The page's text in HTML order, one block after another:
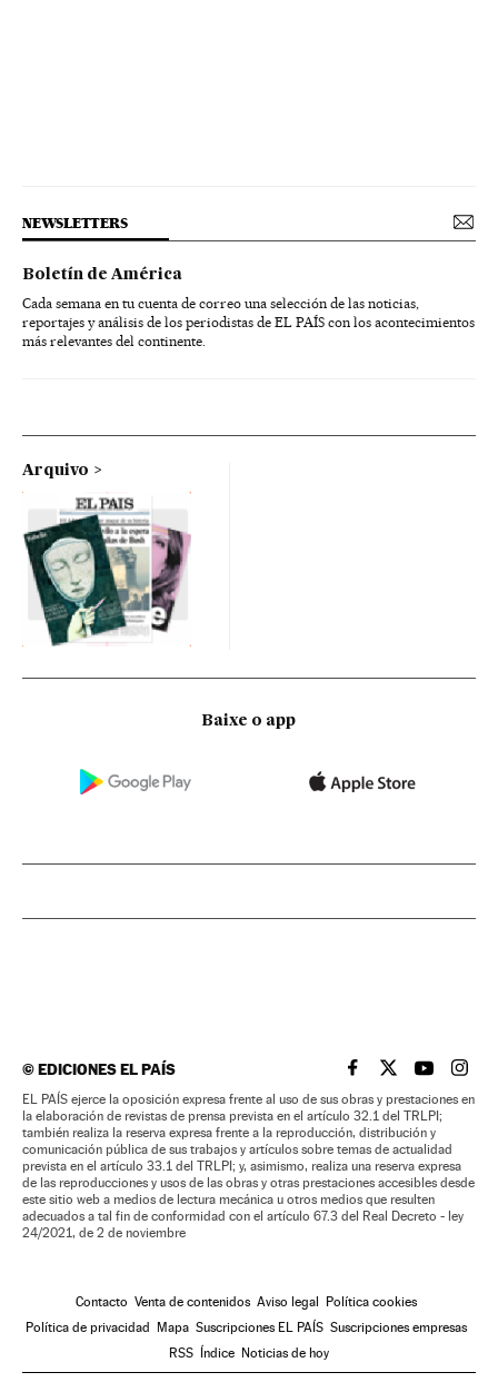
NEWSLETTERS
Boletín de América
Cada semana en tu cuenta de correo una selección de las noticias,
reportajes y análisis de los periodistas de EL PAÍS con los acontecimientos
más relevantes del continente.
Arquivo
Baixe o app
©EDICIONES EL PAÍS EL PAÍS BRASIL EN
EL PAÍSEL PAÍS
EL
EL PAÍS ejerce la oposición expresa frente al uso de sus obras y prestaciones en
la elaboración de revistas de prensa prevista en el artículo 32.1 del TRLPI;
también realiza la reserva expresa frente a la reproducción, distribución y
comunicación pública de sus trabajos y artículos sobre temas de actualidad
prevista en el artículo 33.1 del TRLPI; y, asimismo, realiza una reserva expresa
de las reproducciones y usos de las obras y otras prestaciones accesibles desde
este sitio web a medios de lectura mecánica u otros medios que resulten
adecuados a tal fin de conformidad con el artículo 67.3 del Real Decreto - ley
24/2021, de 2 de noviembre
Contacto Venta de contenidos Aviso legal
Política cookies
Política de privacidad
Mapa Suscripciones EL PAÍS Suscripciones empresas
RSS
Índice Noticias de hoy